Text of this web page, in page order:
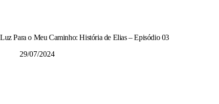
Luz Para o Meu Caminho: História de Elias – Episódio 03
29/07/2024